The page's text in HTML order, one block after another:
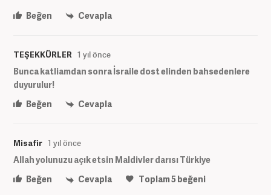
Beğen
Cevapla
TEŞEKKÜRLER 1 yıl önce
Bunca katliamdan sonra İsraile dost elinden bahsedenlere
duyurulur!
Beğen
Cevapla
Misafir 1 yıl önce
Allah yolunuzu açık etsin Maldivler darısı Türkiye
Beğen
Cevapla Toplam5beğeni